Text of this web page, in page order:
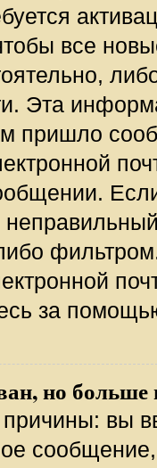
все
Эта
пришло
за
но
вы